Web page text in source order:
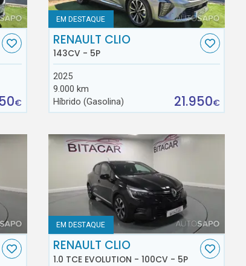
€
EM DESTAQUE
RENAULT CLIO
143CV - 5P
2025
9.000 km
Híbrido (Gasolina)
21.950€
EM DESTAQUE
RENAULT CLIO
1.0 TCE EVOLUTION - 100CV - 5P